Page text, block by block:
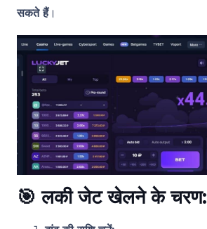
सकते हैं।
🎯लकी जेट खेलने के चरण: